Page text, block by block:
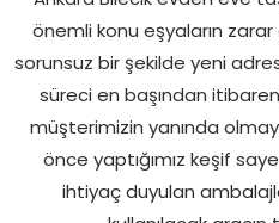
önemli konu eşyaların
sorunsuz bir şekilde yeni
süreci en başından
müşterimizin yanında
önce yaptığımız keşif
ihtiyaç duyulan